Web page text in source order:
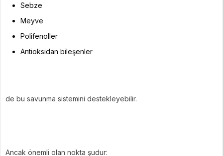
Sebze
Meyve
Polifenoller
Antioksidan bileşenler
de bu savunma sistemini destekleyebilir.
Ancak önemli olan nokta şudur: